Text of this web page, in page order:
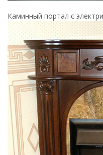
Каминный портал с